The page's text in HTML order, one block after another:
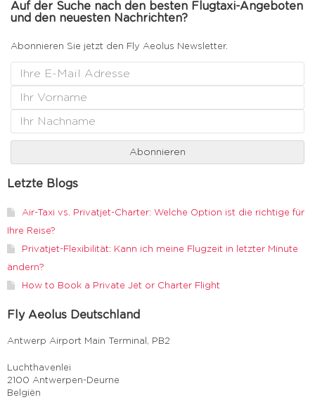
Auf der Suche nach den besten Flugtaxi-Angeboten
und den neuesten Nachrichten?
Abonnieren Sie jetzt den Fly Aeolus Newsletter.
Letzte Blogs
Air-Taxi vs. Privatjet-Charter: Welche Option ist die richtige für
Ihre Reise?
Privatjet-Flexibilität: Kann ich meine Flugzeit in letzter Minute
ändern?
How to Book a Private Jet or Charter Flight
Fly Aeolus Deutschland
Antwerp Airport Main Terminal, PB2
Luchthavenlei
2100 Antwerpen-Deurne
Belgiën